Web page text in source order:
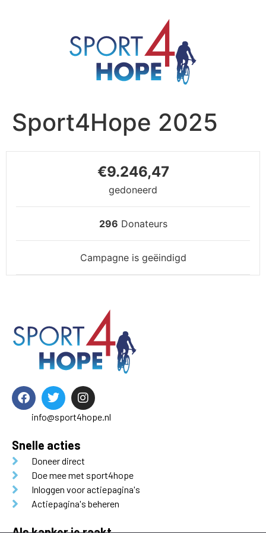
Sport4Hope 2025
€9.246,47
gedoneerd
296 Donateurs
Campagne is geëindigd
info@sport4hope.nl
Snelle acties
Doneer direct
Doe mee met sport4hope
Inloggen voor actiepagina's
Actiepagina's beheren